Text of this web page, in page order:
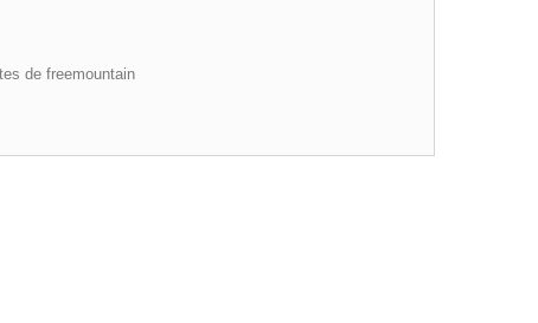
de freemountain